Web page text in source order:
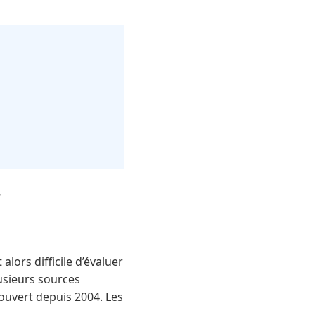
difficile d’évaluer
sources
depuis 2004. Les